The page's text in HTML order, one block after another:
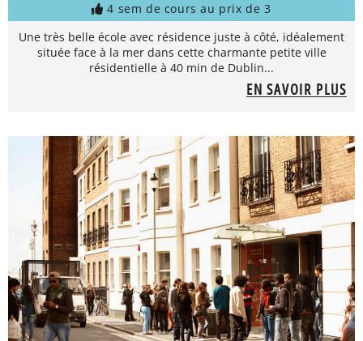
4 sem de cours au prix de 3
Une très belle école avec résidence juste à côté, idéalement
située face à la mer dans cette charmante petite ville
résidentielle à 40 min de Dublin...
EN SAVOIR PLUS